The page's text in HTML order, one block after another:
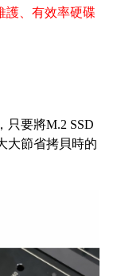
護、有效率硬碟
只要將M.2 SSD
大節省拷貝時的